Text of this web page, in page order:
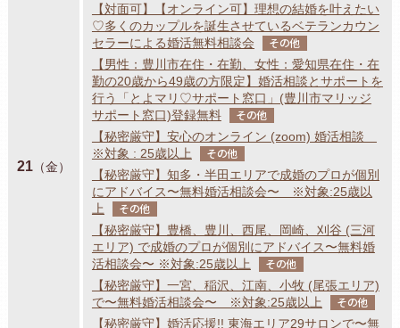
21（金）
【対面可】【オンライン可】理想の結婚を叶えたい
♡多くのカップルを誕生させているベテランカウン
セラーによる婚活無料相談会
その他
【男性：豊川市在住・在勤、女性：愛知県在住・在
勤の20歳から49歳の方限定】婚活相談とサポートを
行う「とよマリ♡サポート窓口」(豊川市マリッジ
サポート窓口)登録無料
その他
【秘密厳守】安心のオンライン (zoom) 婚活相談
※対象 : 25歳以上
その他
【秘密厳守】知多・半田エリアで成婚のプロが個別
にアドバイス〜無料婚活相談会〜 ※対象:25歳以
上
その他
【秘密厳守】豊橋、豊川、西尾、岡崎、刈谷 (三河
エリア) で成婚のプロが個別にアドバイス〜無料婚
活相談会〜 ※対象:25歳以上
その他
【秘密厳守】一宮、稲沢、江南、小牧 (尾張エリア)
で〜無料婚活相談会〜 ※対象:25歳以上
その他
【秘密厳守】婚活応援!! 東海エリア29サロンで〜無